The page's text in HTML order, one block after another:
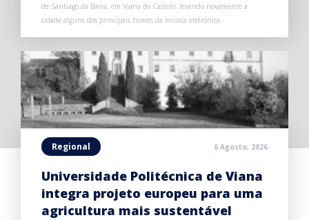
de Santiago da Barra, em Viana do Castelo, levando novamente à
cidade alguns dos principais nomes da música eletrónica.
Regional 6 Agosto, 2026
Universidade Politécnica de Viana
integra projeto europeu para uma
agricultura mais sustentável